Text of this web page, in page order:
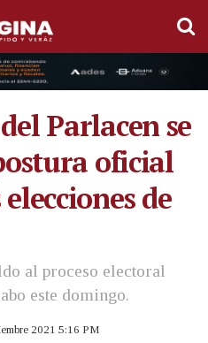
Parlacen se
oficial
de
al proceso electoral
este domingo.
2021 5:16 PM